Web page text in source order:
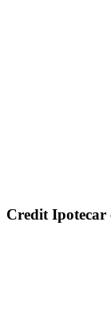
Credit Ipotecar